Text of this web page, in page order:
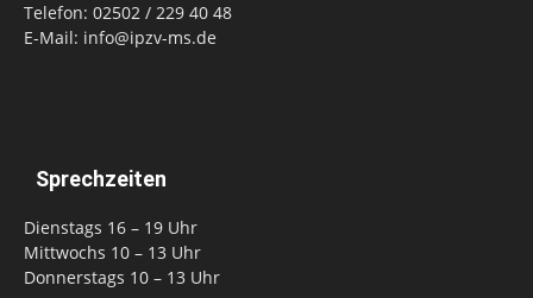
Telefon: 02502 / 229 40 48
E-Mail: info@ipzv-ms.de
Sprechzeiten
Dienstags 16 – 19 Uhr
Mittwochs 10 – 13 Uhr
Donnerstags 10 – 13 Uhr